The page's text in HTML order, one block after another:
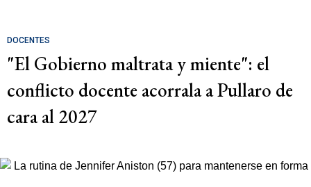
DOCENTES
"El Gobierno maltrata y miente": el
conflicto docente acorrala a Pullaro de
cara al 2027